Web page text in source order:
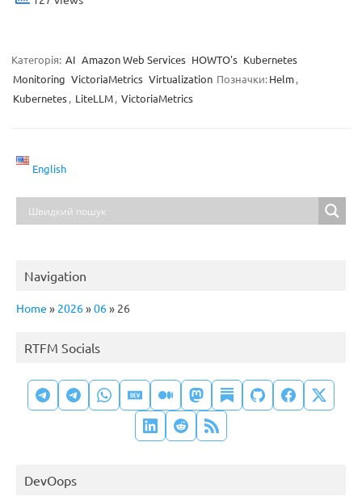
Категорія: AI Amazon Web Services HOWTO's Kubernetes
Monitoring VictoriaMetrics Virtualization Позначки:Helm,
Kubernetes, LiteLLM, VictoriaMetrics
English
Navigation
Home » 2026»06» 26
RTFM Socials
DevOops